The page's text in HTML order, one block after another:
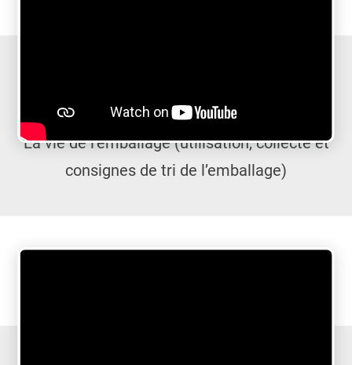
La vie de l’emballage (utilisation, collecte et
consignes de tri de l’emballage)